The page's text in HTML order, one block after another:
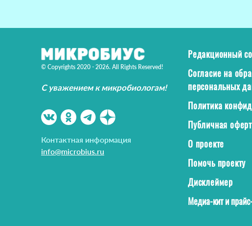
© Copyrights 2020 - 2026. All Rights Reserved!
С уважением к микробиологам!
Контактная информация
info@microbius.ru
Редакционный
Согласие на
персональных
Политика
Публичная
О проекте
Помочь проекту
Дисклеймер
Медиа-кит и